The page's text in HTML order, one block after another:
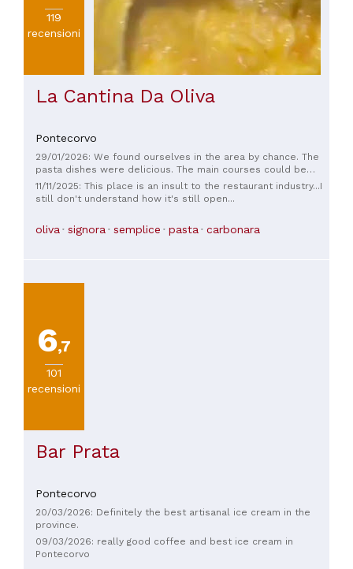
119
recensioni
La Cantina Da Oliva
Pontecorvo
29/01/2026: We found ourselves in the area by chance. The
pasta dishes were delicious. The main courses could be
improved by adding a variety of side dishes.
11/11/2025: This place is an insult to the restaurant industry...I
still don't understand how it's still open...
oliva signora semplice pasta carbonara
6,7
101
recensioni
Bar Prata
Pontecorvo
20/03/2026: Definitely the best artisanal ice cream in the
province.
09/03/2026: really good coffee and best ice cream in
Pontecorvo